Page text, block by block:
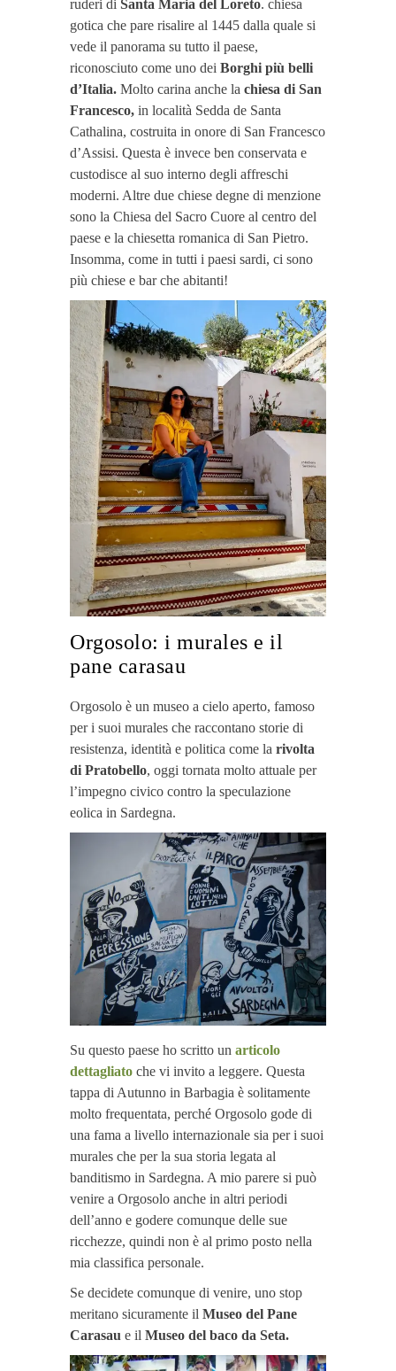
ruderi di Santa Maria del Loreto. chiesa
gotica che pare risalire al 1445 dalla quale si
vede il panorama su tutto il paese,
riconosciuto come uno dei Borghi più belli
d’Italia. Molto carina anche la chiesa di San
Francesco, in località Sedda de Santa
Cathalina, costruita in onore di San Francesco
d’Assisi. Questa è invece ben conservata e
custodisce al suo interno degli affreschi
moderni. Altre due chiese degne di menzione
sono la Chiesa del Sacro Cuore al centro del
paese e la chiesetta romanica di San Pietro.
Insomma, come in tutti i paesi sardi, ci sono
più chiese e bar che abitanti!
Orgosolo: i murales e il
pane carasau
Orgosolo è un museo a cielo aperto, famoso
per i suoi murales che raccontano storie di
resistenza, identità e politica come la rivolta
di Pratobello, oggi tornata molto attuale per
l’impegno civico contro la speculazione
eolica in Sardegna.
Su questo paese ho scritto un articolo
dettagliato che vi invito a leggere. Questa
tappa di Autunno in Barbagia è solitamente
molto frequentata, perché Orgosolo gode di
una fama a livello internazionale sia per i suoi
murales che per la sua storia legata al
banditismo in Sardegna. A mio parere si può
venire a Orgosolo anche in altri periodi
dell’anno e godere comunque delle sue
ricchezze, quindi non è al primo posto nella
mia classifica personale.
Se decidete comunque di venire, uno stop
meritano sicuramente il Museo del Pane
Carasau e il Museo del baco da Seta.